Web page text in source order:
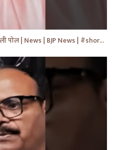
CM Yogi Adityanath का विपक्ष की खोली पोल | News | BJP News | #shorts #yt #news #ytshorts